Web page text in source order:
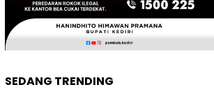
SEDANG TRENDING